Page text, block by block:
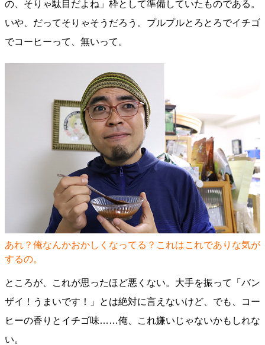
の、そりゃ駄目だよね」枠として準備していたものである。
いや、だってそりゃそうだろう。プルプルとろとろでイチゴ
でコーヒーって、無いって。
あれ？俺なんかおかしくなってる？これはこれでありな気が
するの。
ところが、これが思ったほど悪くない。大手を振って「バン
ザイ！うまいです！」とは絶対に言えないけど、でも、コー
ヒーの香りとイチゴ味……俺、これ嫌いじゃないかもしれな
い。